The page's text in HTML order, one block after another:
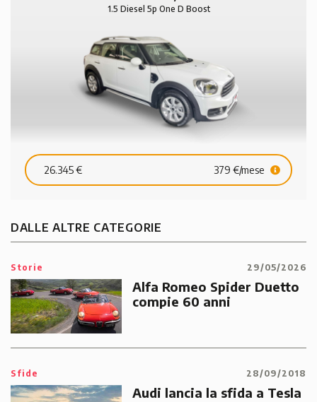
1.5 Diesel 5p One D Boost
26.345 € 379 €/mese
DALLE ALTRE CATEGORIE
Storie 29/05/2026
Alfa Romeo Spider Duetto
compie 60 anni
Sfide 28/09/2018
Audi lancia la sfida a Tesla